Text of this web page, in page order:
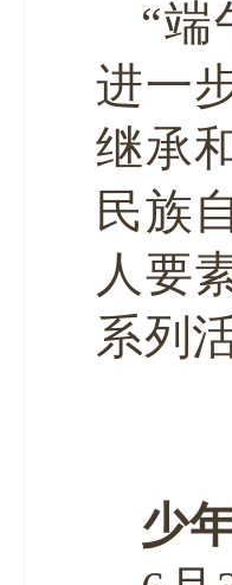
“端
进一
继承
民族
人要
系列
少